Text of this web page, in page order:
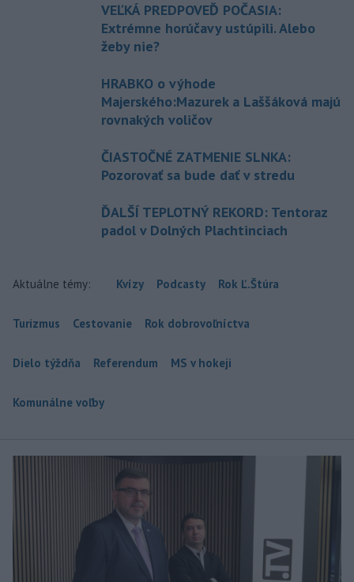
VEĽKÁ PREDPOVEĎ POČASIA:
Extrémne horúčavy ustúpili. Alebo
žeby nie?
HRABKO o výhode
Majerského:Mazurek a Laššáková majú
rovnakých voličov
ČIASTOČNÉ ZATMENIE SLNKA:
Pozorovať sa bude dať v stredu
ĎALŠÍ TEPLOTNÝ REKORD: Tentoraz
padol v Dolných Plachtinciach
Aktuálne témy: Kvízy Podcasty Rok Ľ.Štúra
Turizmus Cestovanie Rok dobrovoľníctva
Dielo týždňa Referendum MS v hokeji
Komunálne voľby